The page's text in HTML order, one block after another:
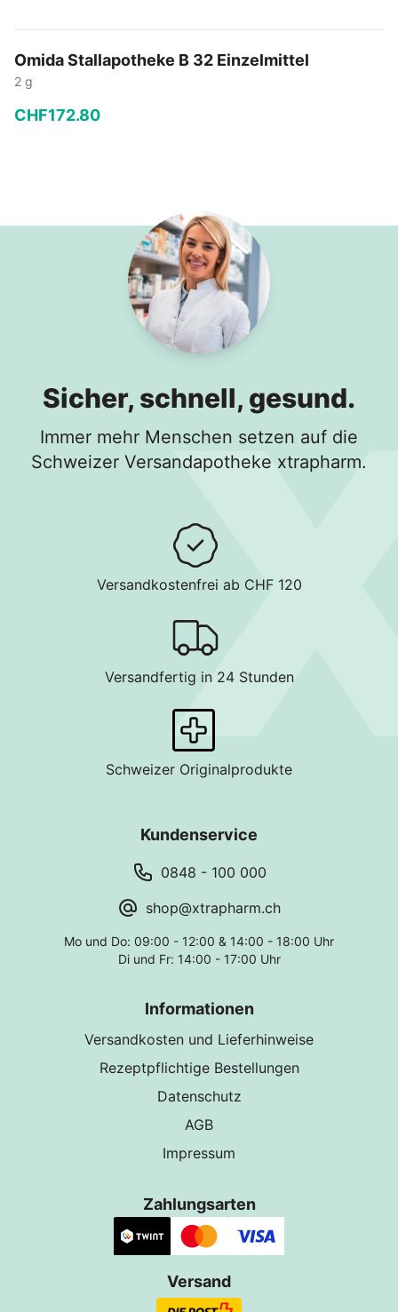
Omida Stallapotheke B 32 Einzelmittel
2 g
CHF172.80
Sicher, schnell, gesund.
Immer mehr Menschen setzen auf die
Schweizer Versandapotheke xtrapharm.
Versandkostenfrei ab CHF 120
Versandfertig in 24 Stunden
Schweizer Originalprodukte
Kundenservice
0848 - 100 000
shop@xtrapharm.ch
Mo und Do: 09:00 - 12:00 & 14:00 - 18:00 Uhr
Di und Fr: 14:00 - 17:00 Uhr
Informationen
Versandkosten und Lieferhinweise
Rezeptpflichtige Bestellungen
Datenschutz
AGB
Impressum
Zahlungsarten
Versand